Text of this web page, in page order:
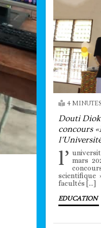
4 MINUTES
Douti
concours
l’ mars
scientifique
facultés […]
EDUCATION